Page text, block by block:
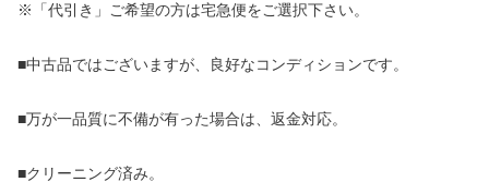
※「代引き」ご希望の方は宅急便をご選択下さい。
■中古品ではございますが、良好なコンディションです。
■万が一品質に不備が有った場合は、返金対応。
■クリーニング済み。